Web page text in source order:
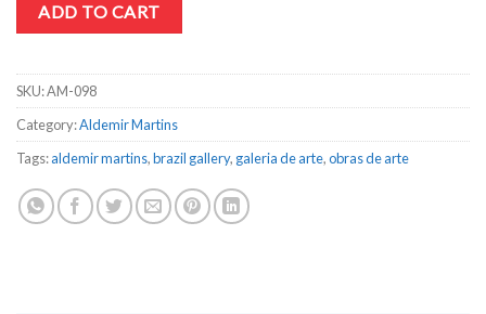
ADD TO CART
SKU:AM-098
Category:Aldemir Martins
Tags:aldemir martins,brazil gallery, galeria de arte,obras de arte